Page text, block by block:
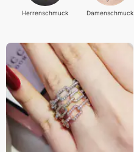
Herrenschmuck Damenschmuck